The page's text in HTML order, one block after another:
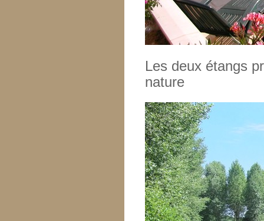
Les deux étangs
nature